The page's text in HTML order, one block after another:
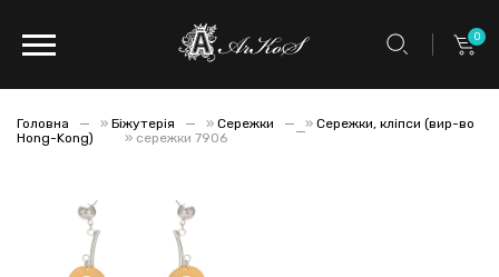
0
Головна » Біжутерія » Сережки » Сережки, кліпси (вир-во
Hong-Kong)
» сережки 7906